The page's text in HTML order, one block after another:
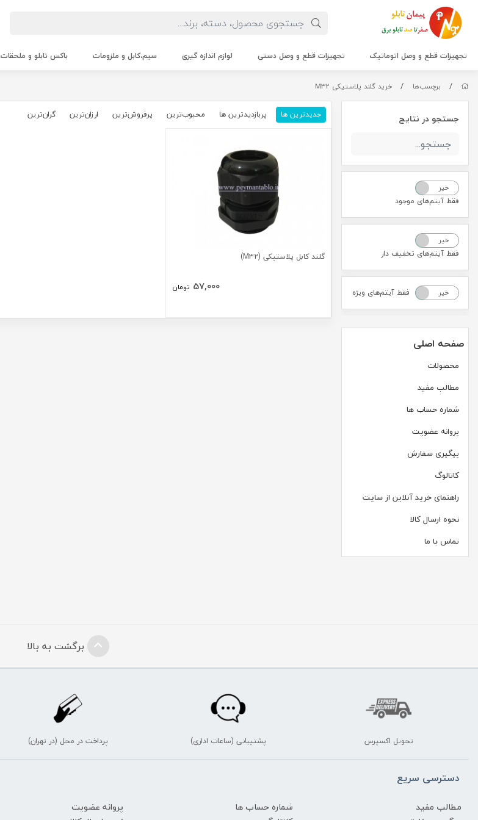
تجهیزات قطع و وصل اتوماتیک تجهیزات قطع و وصل دستی لوازم اندازه گیری سیم،کابل و ملزومات باکس تابلو و ملحقات
/ برچسب‌ها / خرید گلند پلاستیکی M32
جستجو در نتایج
خیر
فقط آیتم‌های موجود
خیر
فقط آیتم‌های تخفیف دار
بله خیر فقط آیتم‌های ویژه
صفحه اصلی
محصولات
مطالب مفید
شماره حساب ها
پروانه عضویت
پیگیری سفارش
کاتالوگ
راهنمای خرید آنلاین از سایت
نحوه ارسال کالا
تماس با ما
جدیدترین ها پربازدیدترین ها محبوب‌‌ترین پرفروش‌ترین ارزان‌ترین گران‌ترین
گلند کابل پلاستیکی (M32)
57,000 تومان
برگشت به بالا
تحویل اکسپرس پشتیبانی (ساعات اداری) پرداخت در محل (در تهران)
دسترسی سریع
مطالب مفید شماره حساب ها
پروانه عضویت